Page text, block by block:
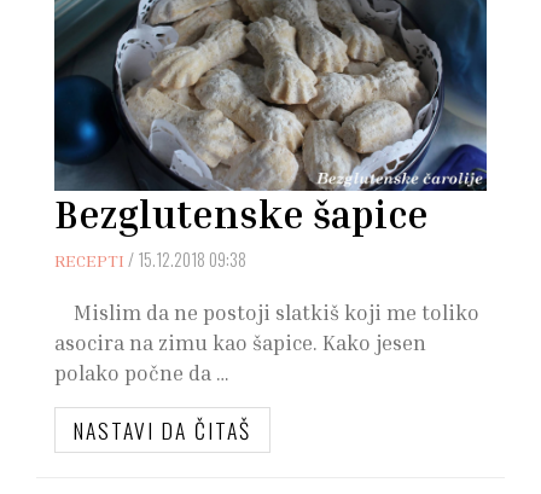
Bezglutenske šapice
RECEPTI /15.12.2018 09:38
Mislim da ne postoji slatkiš koji me toliko
asocira na zimu kao šapice. Kako jesen
polako počne da …
NASTAVI DA ČITAŠ